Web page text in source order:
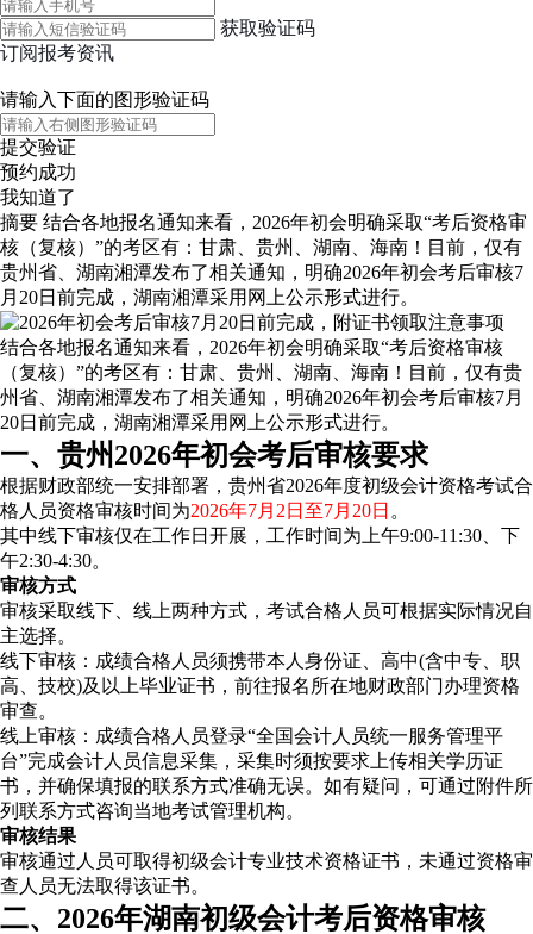
获取验证码
订阅报考资讯
请输入下面的图形验证码
提交验证
预约成功
我知道了
摘要 结合各地报名通知来看，2026年初会明确采取“考后资格审
核（复核）”的考区有：甘肃、贵州、湖南、海南！目前，仅有
贵州省、湖南湘潭发布了相关通知，明确2026年初会考后审核7
月20日前完成，湖南湘潭采用网上公示形式进行。
结合各地报名通知来看，2026年初会明确采取“考后资格审核
（复核）”的考区有：甘肃、贵州、湖南、海南！目前，仅有贵
州省、湖南湘潭发布了相关通知，明确2026年初会考后审核7月
20日前完成，湖南湘潭采用网上公示形式进行。
一、贵州2026年初会考后审核要求
根据财政部统一安排部署，贵州省2026年度初级会计资格考试合
格人员资格审核时间为2026年7月2日至7月20日 。
其中线下审核仅在工作日开展，工作时间为上午9:00-11:30、下
午2:30-4:30。
审核方式
审核采取线下、线上两种方式，考试合格人员可根据实际情况自
主选择。
线下审核：成绩合格人员须携带本人身份证、高中(含中专、职
高、技校)及以上毕业证书，前往报名所在地财政部门办理资格
审查。
线上审核：成绩合格人员登录“全国会计人员统一服务管理平
台”完成会计人员信息采集，采集时须按要求上传相关学历证
书，并确保填报的联系方式准确无误。如有疑问，可通过附件所
列联系方式咨询当地考试管理机构。
审核结果
审核通过人员可取得初级会计专业技术资格证书，未通过资格审
查人员无法取得该证书。
二、2026年湖南初级会计考后资格审核